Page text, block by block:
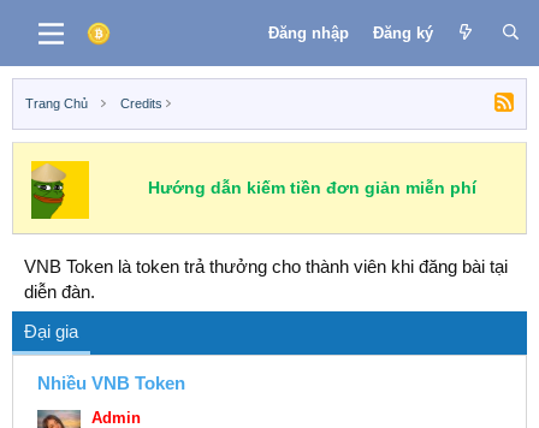
Đăng nhập Đăng ký
Trang Chủ Credits
Hướng dẫn kiếm tiền đơn giản miễn phí
VNB Token là token trả thưởng cho thành viên khi đăng bài tại
diễn đàn.
Đại gia
Nhiều VNB Token
Admin